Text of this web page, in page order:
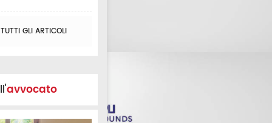
GLI ARTICOLI
avvocato